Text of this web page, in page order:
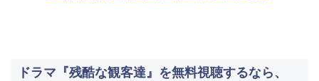
ドラマ『残酷な観客達』を無料視聴するなら、